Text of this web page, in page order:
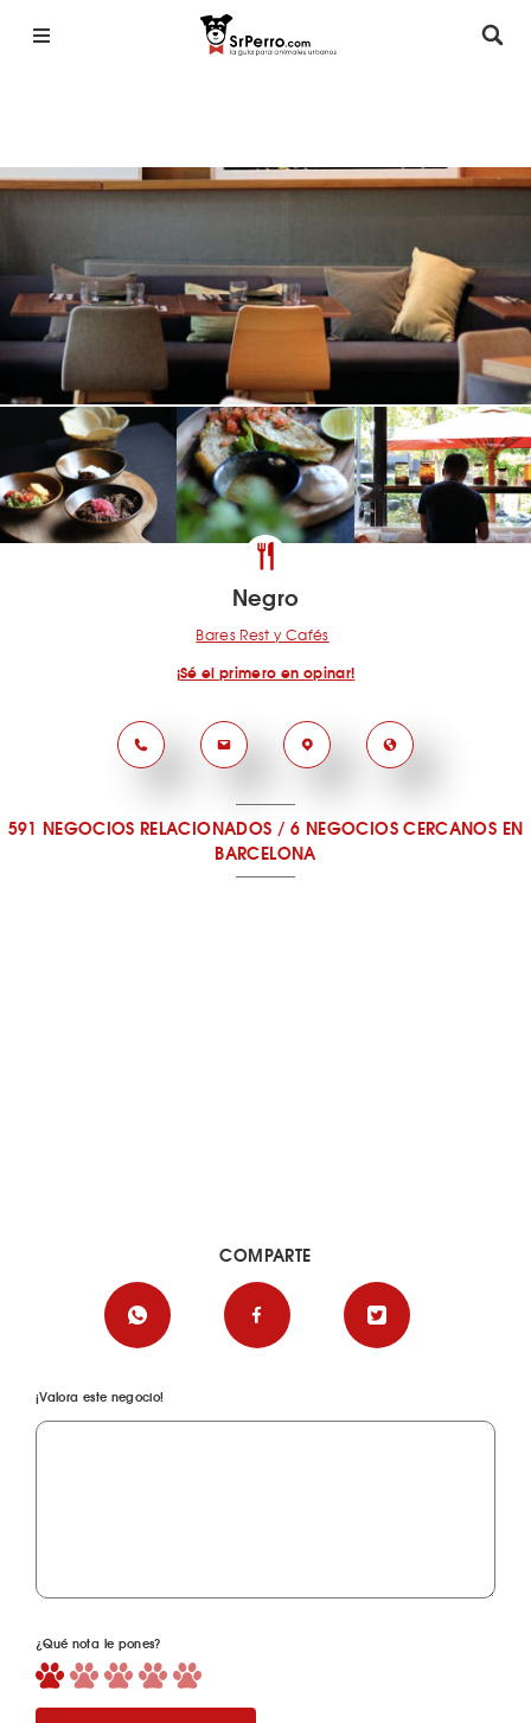
Negro
Bares Rest y Cafés
¡Sé el primero en opinar!
591 NEGOCIOS RELACIONADOS /6 NEGOCIOS CERCANOS EN
BARCELONA
¡Valora este negocio!
¿Qué nota le pones?
COMPARTE